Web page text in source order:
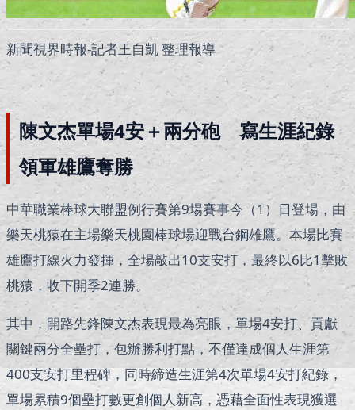
新聞視界時報-記者王自凱 整理報導
陳文杰單場4安＋兩分砲 寫生涯紀錄
領軍雄鷹奪勝
中華職業棒球大聯盟例行賽第9場賽事今（1）日登場，由
樂天桃猿在主場樂天桃園棒球場迎戰台鋼雄鷹。本場比賽
雄鷹打線火力發揮，全場敲出10支安打，最終以6比1擊敗
桃猿，收下開季2連勝。
其中，開路先鋒陳文杰表現最為亮眼，單場4安打、貢獻
關鍵兩分全壘打，包辦勝利打點，不僅達成個人生涯第
400支安打里程碑，同時締造生涯第4次單場4安打紀錄，
單場累積9個壘打數更創個人新高，憑藉全面性表現獲選